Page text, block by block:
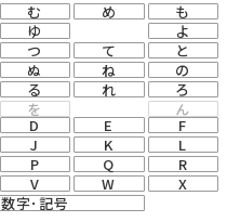
む め
も
ゆ
よ
つ て
と
ぬ ね
の
る れ
ろ
を ん
D E
F
J K
L
P Q
R
V W
X
数字･記号